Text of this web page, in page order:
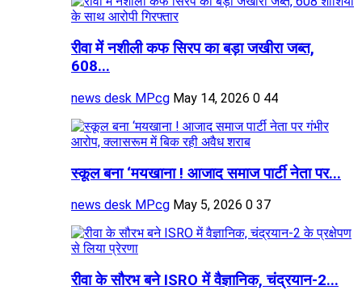
रीवा में नशीली कफ सिरप का बड़ा जखीरा जब्त,
608...
news desk MPcg May 14, 2026 0 44
स्कूल बना ‘मयखाना ! आजाद समाज पार्टी नेता पर...
news desk MPcg May 5, 2026 0 37
रीवा के सौरभ बने ISRO में वैज्ञानिक, चंद्रयान-2...